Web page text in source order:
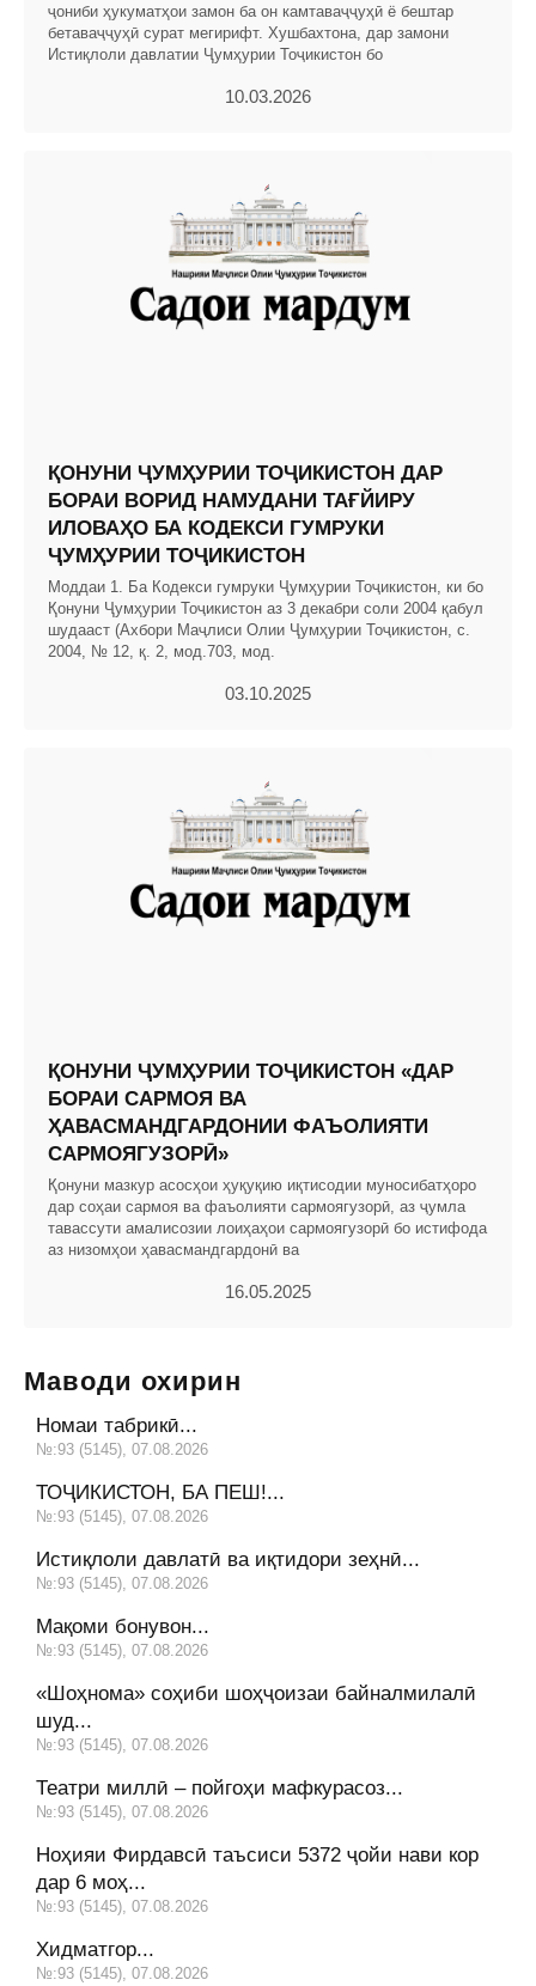
ҷониби ҳукуматҳои замон ба он камтаваҷҷуҳӣ ё бештар
бетаваҷҷуҳӣ сурат мегирифт. Хушбахтона, дар замони
Истиқлоли давлатии Ҷумҳурии Тоҷикистон бо
10.03.2026
ҚОНУНИ ҶУМҲУРИИ ТОҶИКИСТОН ДАР
БОРАИ ВОРИД НАМУДАНИ ТАҒЙИРУ
ИЛОВАҲО БА КОДЕКСИ ГУМРУКИ
ҶУМҲУРИИ ТОҶИКИСТОН
Моддаи 1. Ба Кодекси гумруки Ҷумҳурии Тоҷикистон, ки бо
Қонуни Ҷумҳурии Тоҷикистон аз 3 декабри соли 2004 қабул
шудааст (Ахбори Маҷлиси Олии Ҷумҳурии Тоҷикистон, с.
2004, № 12, қ. 2, мод.703, мод.
03.10.2025
ҚОНУНИ ҶУМҲУРИИ ТОҶИКИСТОН «ДАР
БОРАИ САРМОЯ ВА
ҲАВАСМАНДГАРДОНИИ ФАЪОЛИЯТИ
САРМОЯГУЗОРӢ»
Қонуни мазкур асосҳои ҳуқуқию иқтисодии муносибатҳоро
дар соҳаи сармоя ва фаъолияти сармоягузорӣ, аз ҷумла
тавассути амалисозии лоиҳаҳои сармоягузорӣ бо истифода
аз низомҳои ҳавасмандгардонӣ ва
16.05.2025
Маводи охирин
Номаи табрикӣ...
№:93 (5145), 07.08.2026
ТОҶИКИСТОН, БА ПЕШ!...
№:93 (5145), 07.08.2026
Истиқлоли давлатӣ ва иқтидори зеҳнӣ...
№:93 (5145), 07.08.2026
Мақоми бонувон...
№:93 (5145), 07.08.2026
«Шоҳнома» соҳиби шоҳҷоизаи байналмилалӣ
шуд...
№:93 (5145), 07.08.2026
Театри миллӣ – пойгоҳи мафкурасоз...
№:93 (5145), 07.08.2026
Ноҳияи Фирдавсӣ таъсиси 5372 ҷойи нави кор
дар 6 моҳ...
№:93 (5145), 07.08.2026
Хидматгор...
№:93 (5145), 07.08.2026